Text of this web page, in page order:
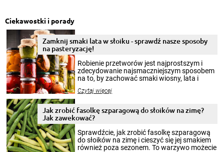
Ciekawostki i porady
Zamknij smaki lata w słoiku - sprawdź nasze sposoby
na pasteryzację!
Robienie przetworów jest najprostszym i
zdecydowanie najsmaczniejszym sposobem
na to, by zachować smaki wiosny, lata i
krajobrazów, by cieszyć nimi oko w sezonie
pełni poczuć atmosferę cieplejszych
miesięcy. Przygotowanie słoików ze
patenty, które pozwolą zachować świeżość
przetworów.
Czytaj więcej
Jak zrobić fasolkę szparagową do słoików na zimę?
Jak zawekować?
Sprawdźcie, jak zrobić fasolkę szparagową
do słoików na zimę i cieszyć się jej smakiem
również poza sezonem. To warzywo możecie